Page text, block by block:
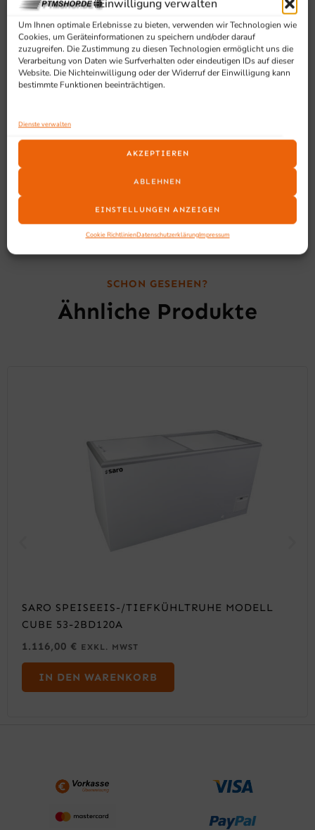
Einwilligung verwalten
Um Ihnen optimale Erlebnisse zu bieten, verwenden wir Technologien wie
Cookies, um Geräteinformationen zu speichern und/oder darauf
zuzugreifen. Die Zustimmung zu diesen Technologien ermöglicht uns die
Verarbeitung von Daten wie Surfverhalten oder eindeutigen IDs auf dieser
Website. Die Nichteinwilligung oder der Widerruf der Einwilligung kann
bestimmte Funktionen beeinträchtigen.
Dienste verwalten
AKZEPTIEREN
ABLEHNEN
EINSTELLUNGEN ANZEIGEN
Cookie RichtlinienDatenschutzerklärungImpressum
Mit Silikondichtung – zum Reinigen wieder leicht
anzubringen
Einfach aushängbare Flügeltür mit Klappverschluss
Klappverschluss ist arretierbar
Menükartenslot an der Tür
Temperaturverlust von 1,5 °C pro Stunde bei
Geeignet für Lebensmittel von -40 °C bis +100 °C
Hält Ihre Speisen im GN -Behälter warm oder kalt
Inhalt: 2x 86 Liter
SCHON GESEHEN?
Ähnliche Produkte
SARO SPEISEEIS-/TIEFKÜHLTRUHE MODELL
CUBE 53-2BD120A
1.116,00 € EXKL. MWST
IN DEN WARENKORB